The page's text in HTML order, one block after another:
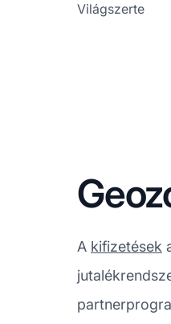
Világszerte
A kifizetések